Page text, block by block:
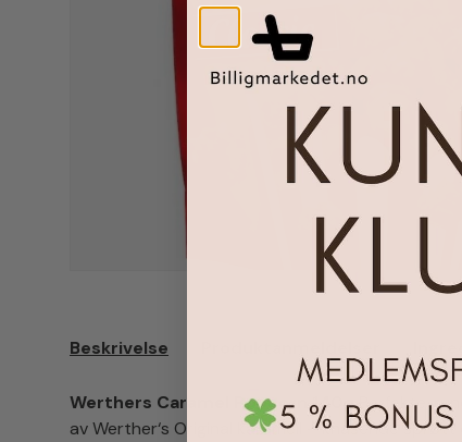
Beskrivelse
Werthers Caramel Popcorn 140gPerfekte,
av Werther‘s Original karamell – knasende